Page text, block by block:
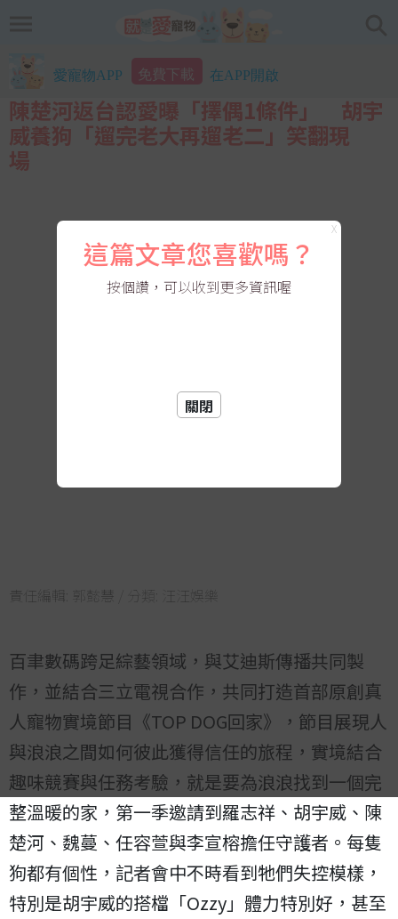
愛寵物APP 免費下載 在APP開啟
陳楚河返台認愛曝「擇偶1條件」 胡宇
威養狗「遛完老大再遛老二」笑翻現
場
責任編輯: 郭懿慧 / 分類: 汪汪娛樂
百聿數碼跨足綜藝領域，與艾迪斯傳播共同製
作，並結合三立電視合作，共同打造首部原創真
人寵物實境節目《TOP DOG回家》，節目展現人
與浪浪之間如何彼此獲得信任的旅程，實境結合
趣味競賽與任務考驗，就是要為浪浪找到一個完
整溫暖的家，第一季邀請到羅志祥、胡宇威、陳
楚河、魏蔓、任容萱與李宣榕擔任守護者。每隻
狗都有個性，記者會中不時看到牠們失控模樣，
特別是胡宇威的搭檔「Ozzy」體力特別好，甚至
X
這篇文章您喜歡嗎？
按個讚，可以收到更多資訊喔
關閉